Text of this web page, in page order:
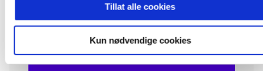
Tillat alle cookies
Kun nødvendige cookies